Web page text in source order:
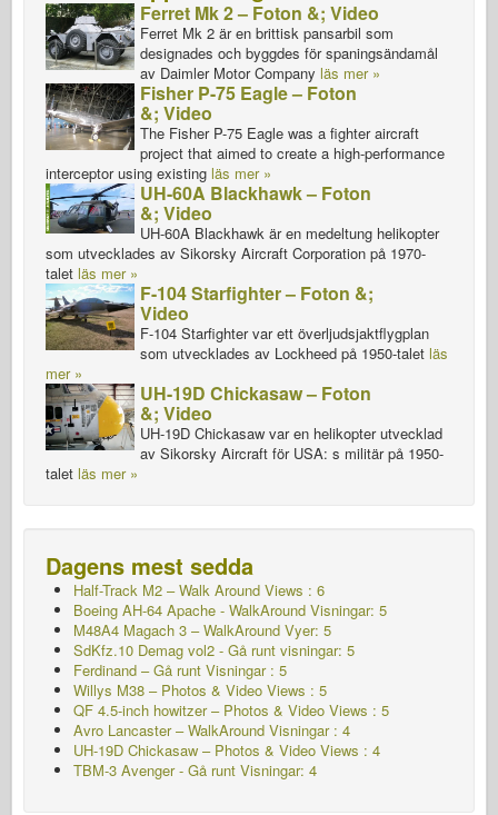
Ferret Mk 2 – Foton &; Video
Ferret Mk 2 är en brittisk pansarbil som
designades och byggdes för spaningsändamål
av Daimler Motor Company läs mer »
Fisher P-75 Eagle – Foton
&; Video
The Fisher P-75 Eagle was a fighter aircraft
project that aimed to create a high-performance
interceptor using existing läs mer »
UH-60A Blackhawk – Foton
&; Video
UH-60A Blackhawk är en medeltung helikopter
som utvecklades av Sikorsky Aircraft Corporation på 1970-
talet läs mer »
F-104 Starfighter – Foton &;
Video
F-104 Starfighter var ett överljudsjaktflygplan
som utvecklades av Lockheed på 1950-talet läs
mer »
UH-19D Chickasaw – Foton
&; Video
UH-19D Chickasaw var en helikopter utvecklad
av Sikorsky Aircraft för USA: s militär på 1950-
talet läs mer »
Dagens mest sedda
Half-Track M2 – Walk Around Views : 6
Boeing AH-64 Apache - WalkAround Visningar: 5
M48A4 Magach 3 – WalkAround Vyer: 5
SdKfz.10 Demag vol2 - Gå runt visningar: 5
Ferdinand – Gå runt Visningar : 5
Willys M38 – Photos & Video Views : 5
QF 4.5-inch howitzer – Photos & Video Views : 5
Avro Lancaster – WalkAround Visningar : 4
UH-19D Chickasaw – Photos & Video Views : 4
TBM-3 Avenger - Gå runt Visningar: 4